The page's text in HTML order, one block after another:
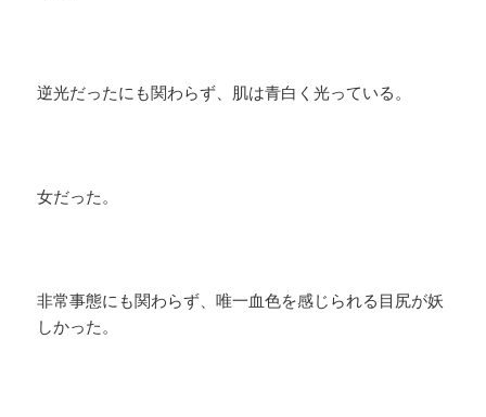
逆光だったにも関わらず、肌は青白く光っている。
女だった。
非常事態にも関わらず、唯一血色を感じられる目尻が妖
しかった。